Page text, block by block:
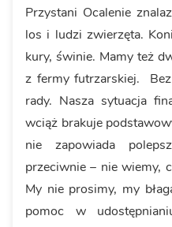
Przystani Ocalenie
los i ludzi zwierzęta.
kury, świnie. Mamy też
z fermy futrzarskiej.
rady. Nasza sytuacja
wciąż brakuje
nie zapowiada
przeciwnie – nie wiemy,
My nie prosimy, my
pomoc w